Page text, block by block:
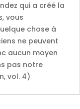
qui a créé la
vous
chose à
ne peuvent
aucun moyen
pas notre
vol. 4)